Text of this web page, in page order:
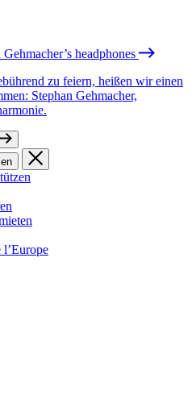
headphones
zu feiern, heißen wir einen
Stephan Gehmacher,
l’Europe